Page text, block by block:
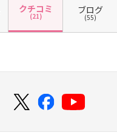
クチコミ
(21)
ブログ
(55)